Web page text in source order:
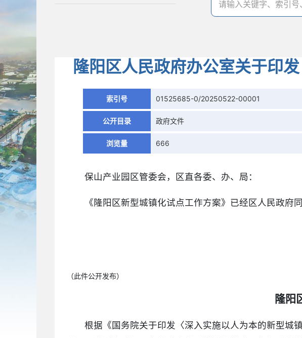
隆阳区人民政府办公室关于印
索引号 01525685-0/20250522-00001
公开目录 政府文件
浏览量 666
保山产业园区管委会，区直各委、办、局：
《隆阳区新型城镇化试点工作方案》已经区人民政府
（此件公开发布）
隆阳
根据《国务院关于印发〈深入实施以人为本的新型城